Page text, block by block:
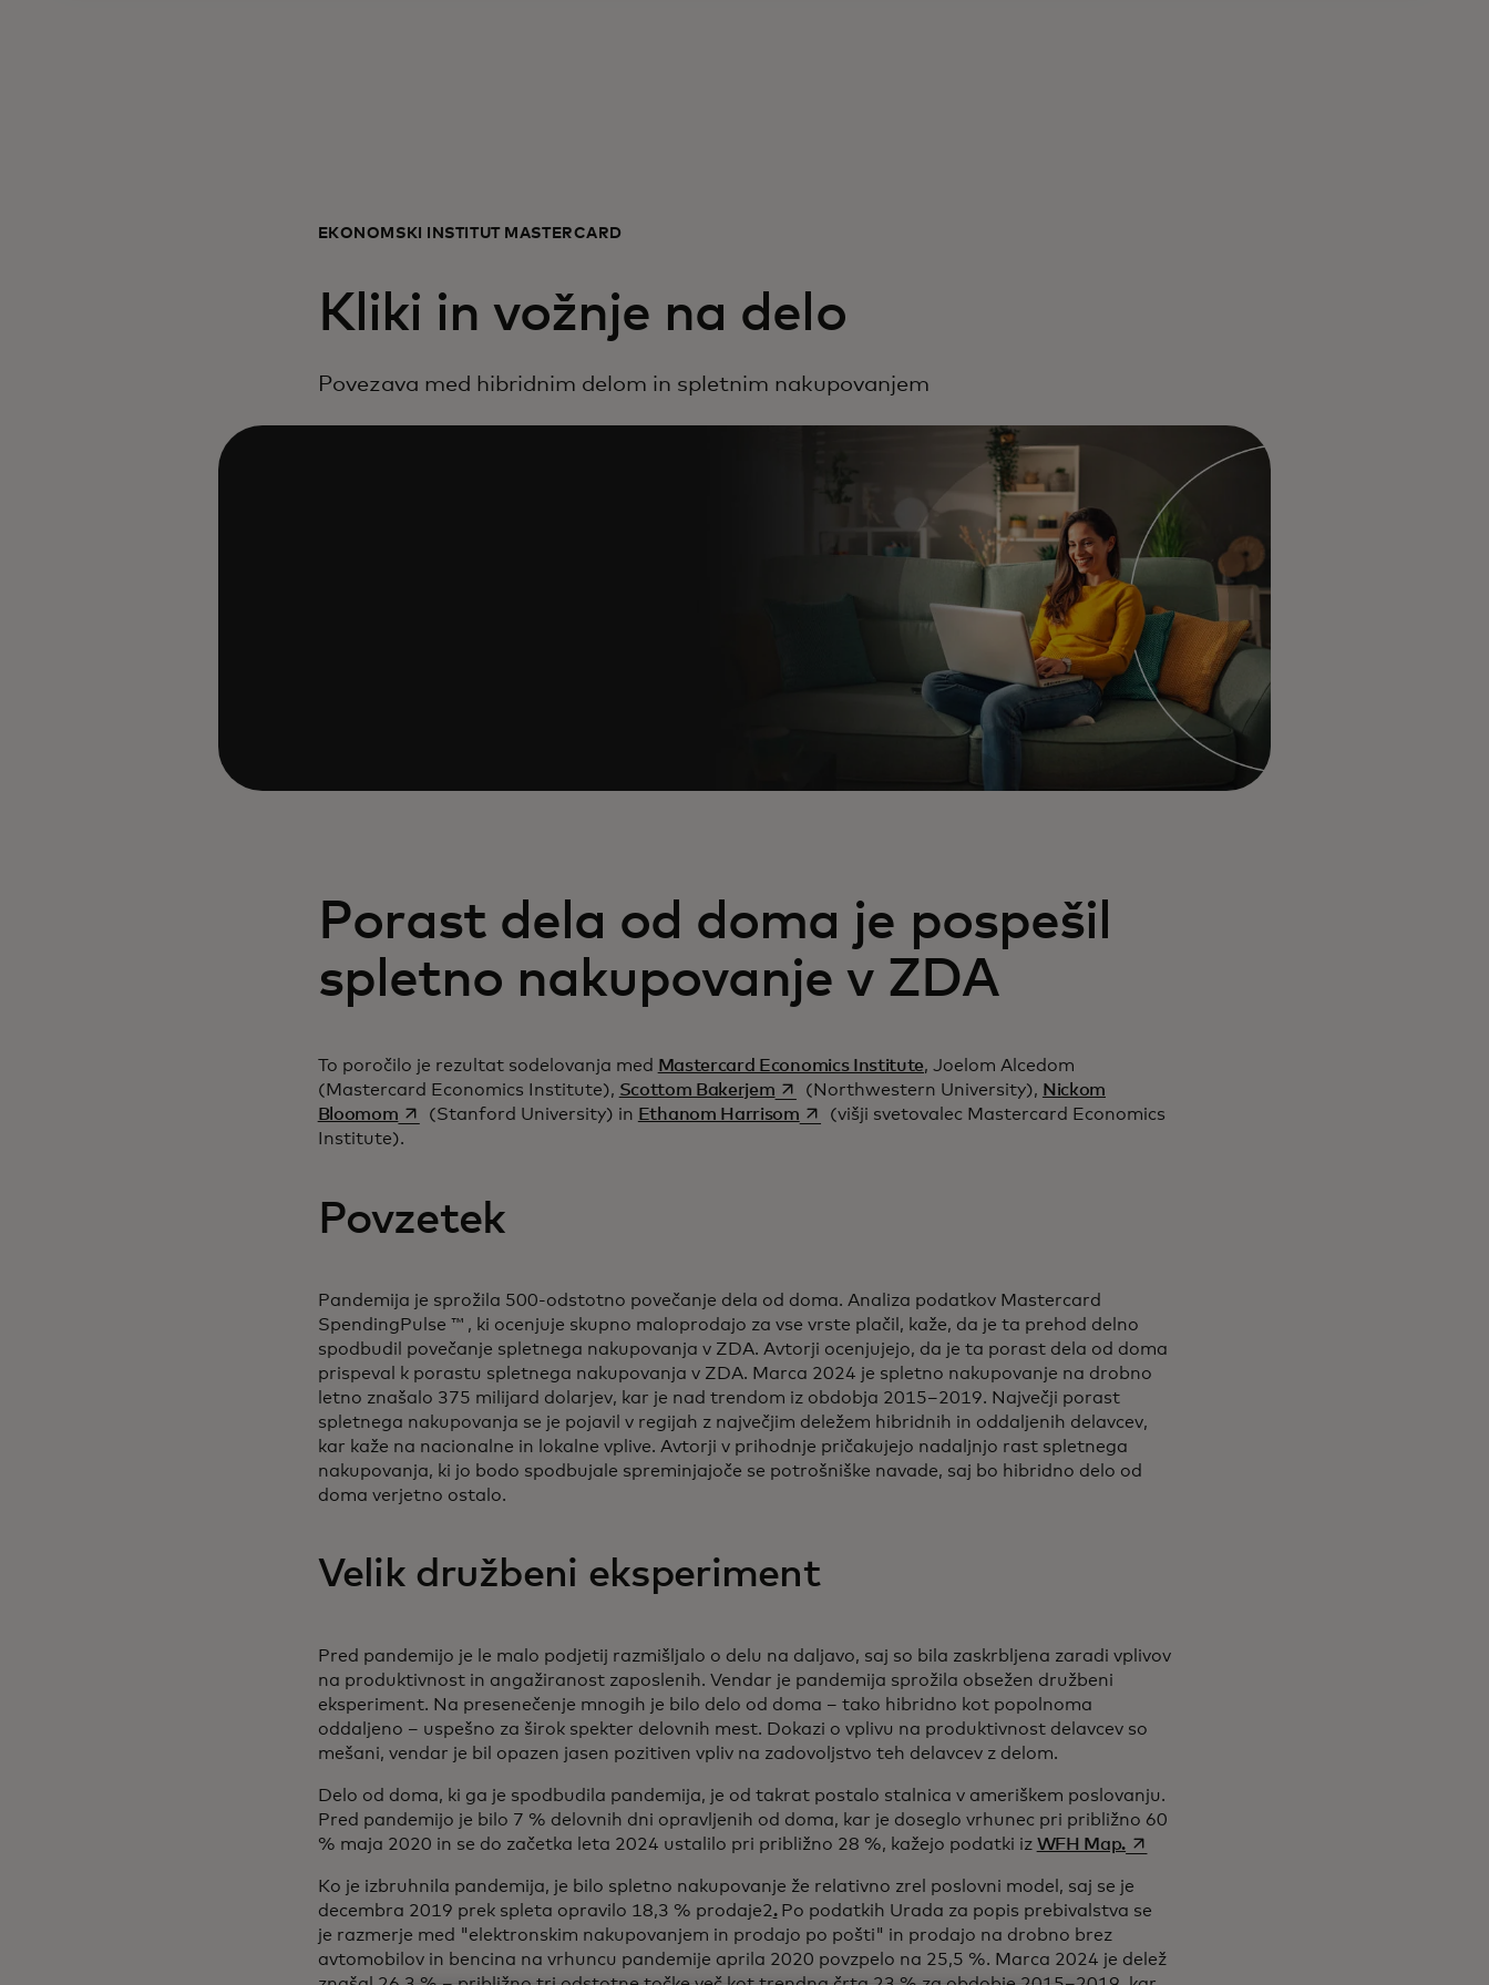
EKONOMSKI INŠTITUT MASTERCARD
Kliki in vožnje na delo
Povezava med hibridnim delom in spletnim nakupovanjem
Porast dela od doma je pospešil
spletno nakupovanje v ZDA
To poročilo je rezultat sodelovanja med Mastercard Economics Institute, Joelom Alcedom
(Mastercard Economics Institute), Scottom Bakerjemopens in a new tab
(Northwestern University), Nickom
Bloomomopens in a new tab
(Stanford University) in Ethanom Harrisomopens in a new tab
(višji svetovalec Mastercard Economics
Institute).
Povzetek
Pandemija je sprožila 500-odstotno povečanje dela od doma. Analiza podatkov Mastercard
SpendingPulse ™ , ki ocenjuje skupno maloprodajo za vse vrste plačil, kaže, da je ta prehod delno
spodbudil povečanje spletnega nakupovanja v ZDA. Avtorji ocenjujejo, da je ta porast dela od doma
prispeval k porastu spletnega nakupovanja v ZDA. Marca 2024 je spletno nakupovanje na drobno
letno znašalo 375 milijard dolarjev, kar je nad trendom iz obdobja 2015–2019. Največji porast
spletnega nakupovanja se je pojavil v regijah z največjim deležem hibridnih in oddaljenih delavcev,
kar kaže na nacionalne in lokalne vplive. Avtorji v prihodnje pričakujejo nadaljnjo rast spletnega
nakupovanja, ki jo bodo spodbujale spreminjajoče se potrošniške navade, saj bo hibridno delo od
doma verjetno ostalo.
Velik družbeni eksperiment
Pred pandemijo je le malo podjetij razmišljalo o delu na daljavo, saj so bila zaskrbljena zaradi vplivov
na produktivnost in angažiranost zaposlenih. Vendar je pandemija sprožila obsežen družbeni
eksperiment. Na presenečenje mnogih je bilo delo od doma – tako hibridno kot popolnoma
oddaljeno – uspešno za širok spekter delovnih mest. Dokazi o vplivu na produktivnost delavcev so
mešani, vendar je bil opazen jasen pozitiven vpliv na zadovoljstvo teh delavcev z delom.
Delo od doma, ki ga je spodbudila pandemija, je od takrat postalo stalnica v ameriškem poslovanju.
Pred pandemijo je bilo 7 % delovnih dni opravljenih od doma, kar je doseglo vrhunec pri približno 60
% maja 2020 in se do začetka leta 2024 ustalilo pri približno 28 %, kažejo podatki iz WFH Map. opens in a new tab
Ko je izbruhnila pandemija, je bilo spletno nakupovanje že relativno zrel poslovni model, saj se je
decembra 2019 prek spleta opravilo 18,3 % prodaje2.Po podatkih Urada za popis prebivalstva se
je razmerje med "elektronskim nakupovanjem in prodajo po pošti" in prodajo na drobno brez
avtomobilov in bencina na vrhuncu pandemije aprila 2020 povzpelo na 25,5 %. Marca 2024 je delež